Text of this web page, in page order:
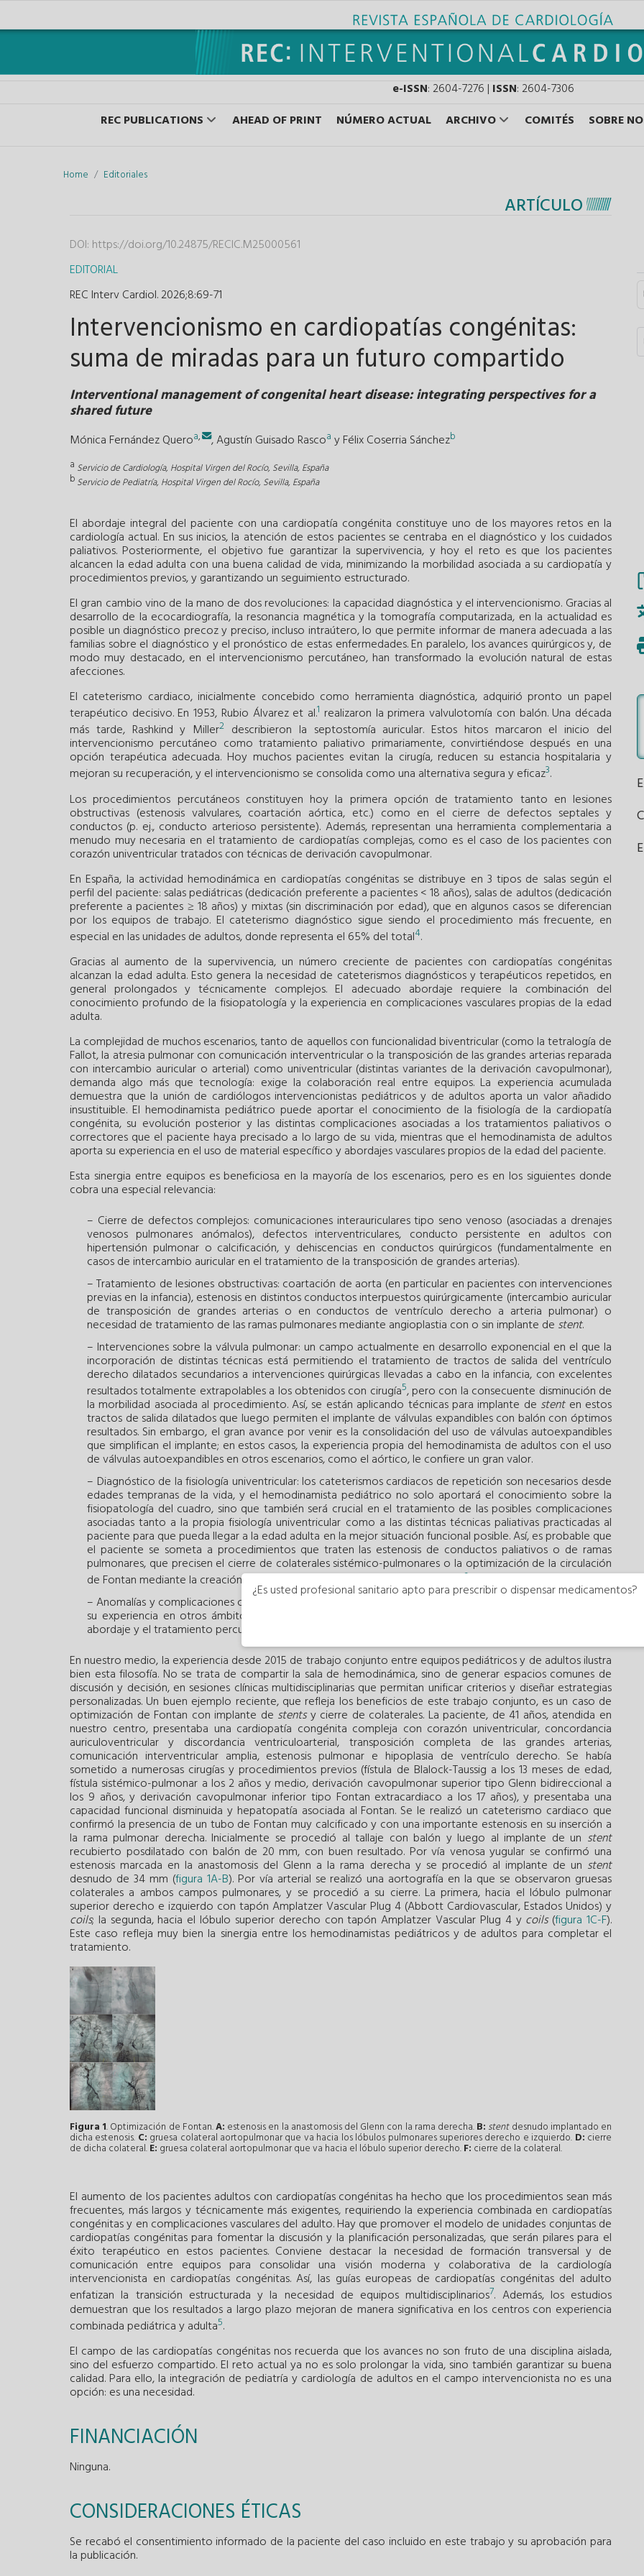
e-ISSN: 2604-7276 | ISSN: 2604-7306
REC PUBLICATIONS
AHEAD OF PRINT NÚMERO ACTUAL ARCHIVO COMITÉS SOBRE
Home Editoriales
ARTÍCULO
DOI: https://doi.org/10.24875/RECIC.M25000561
EDITORIAL
REC Interv Cardiol. 2026;8:69-71
Intervencionismo en cardiopatías congénitas:
suma de miradas para un futuro compartido
Interventional management of congenital heart disease: integrating perspectives for a
shared future
Mónica Fernández Queroa, ,Agustín Guisado Rascoa yFélix Coserria Sánchezb
a Servicio de Cardiología, Hospital Virgen del Rocío, Sevilla, España
bServicio de Pediatría, Hospital Virgen del Rocío, Sevilla, España
El abordaje integral del paciente con una cardiopatía congénita constituye uno de los mayores retos en la
cardiología actual. En sus inicios, la atención de estos pacientes se centraba en el diagnóstico y los cuidados
paliativos. Posteriormente, el objetivo fue garantizar la supervivencia, y hoy el reto es que los pacientes
alcancen la edad adulta con una buena calidad de vida, minimizando la morbilidad asociada a su cardiopatía y
procedimientos previos, y garantizando un seguimiento estructurado.
El gran cambio vino de la mano de dos revoluciones: la capacidad diagnóstica y el intervencionismo. Gracias al
desarrollo de la ecocardiografía, la resonancia magnética y la tomografía computarizada, en la actualidad es
posible un diagnóstico precoz y preciso, incluso intraútero, lo que permite informar de manera adecuada a las
familias sobre el diagnóstico y el pronóstico de estas enfermedades. En paralelo, los avances quirúrgicos y, de
modo muy destacado, en el intervencionismo percutáneo, han transformado la evolución natural de estas
afecciones.
El cateterismo cardiaco, inicialmente concebido como herramienta diagnóstica, adquirió pronto un papel
terapéutico decisivo. En 1953, Rubio Álvarez et al.1 realizaron la primera valvulotomía con balón. Una década
más tarde, Rashkind y Miller2 describieron la septostomía auricular. Estos hitos marcaron el inicio del
intervencionismo percutáneo como tratamiento paliativo primariamente, convirtiéndose después en una
opción terapéutica adecuada. Hoy muchos pacientes evitan la cirugía, reducen su estancia hospitalaria y
mejoran su recuperación, y el intervencionismo se consolida como una alternativa segura y eficaz3.
Los procedimientos percutáneos constituyen hoy la primera opción de tratamiento tanto en lesiones
obstructivas (estenosis valvulares, coartación aórtica, etc.) como en el cierre de defectos septales y
conductos (p. ej., conducto arterioso persistente). Además, representan una herramienta complementaria a
menudo muy necesaria en el tratamiento de cardiopatías complejas, como es el caso de los pacientes con
corazón univentricular tratados con técnicas de derivación cavopulmonar.
En España, la actividad hemodinámica en cardiopatías congénitas se distribuye en 3 tipos de salas según el
perfil del paciente: salas pediátricas (dedicación preferente a pacientes < 18 años), salas de adultos (dedicación
preferente a pacientes ≥ 18 años) y mixtas (sin discriminación por edad), que en algunos casos se diferencian
por los equipos de trabajo. El cateterismo diagnóstico sigue siendo el procedimiento más frecuente, en
especial en las unidades de adultos, donde representa el 65% del total4.
Gracias al aumento de la supervivencia, un número creciente de pacientes con cardiopatías congénitas
alcanzan la edad adulta. Esto genera la necesidad de cateterismos diagnósticos y terapéuticos repetidos, en
general prolongados y técnicamente complejos. El adecuado abordaje requiere la combinación del
conocimiento profundo de la fisiopatología y la experiencia en complicaciones vasculares propias de la edad
adulta.
La complejidad de muchos escenarios, tanto de aquellos con funcionalidad biventricular (como la tetralogía de
Fallot, la atresia pulmonar con comunicación interventricular o la transposición de las grandes arterias reparada
con intercambio auricular o arterial) como univentricular (distintas variantes de la derivación cavopulmonar),
demanda algo más que tecnología: exige la colaboración real entre equipos. La experiencia acumulada
demuestra que la unión de cardiólogos intervencionistas pediátricos y de adultos aporta un valor añadido
insustituible. El hemodinamista pediátrico puede aportar el conocimiento de la fisiología de la cardiopatía
congénita, su evolución posterior y las distintas complicaciones asociadas a los tratamientos paliativos o
correctores que el paciente haya precisado a lo largo de su vida, mientras que el hemodinamista de adultos
aporta su experiencia en el uso de material específico y abordajes vasculares propios de la edad del paciente.
Esta sinergia entre equipos es beneficiosa en la mayoría de los escenarios, pero es en los siguientes donde
cobra una especial relevancia:
– Cierre de defectos complejos: comunicaciones interauriculares tipo seno venoso (asociadas a drenajes
venosos pulmonares anómalos), defectos interventriculares, conducto persistente en adultos con
hipertensión pulmonar o calcificación, y dehiscencias en conductos quirúrgicos (fundamentalmente en
casos de intercambio auricular en el tratamiento de la transposición de grandes arterias).
– Tratamiento de lesiones obstructivas: coartación de aorta (en particular en pacientes con intervenciones
previas en la infancia), estenosis en distintos conductos interpuestos quirúrgicamente (intercambio auricular
de transposición de grandes arterias o en conductos de ventrículo derecho a arteria pulmonar) o
necesidad de tratamiento de las ramas pulmonares mediante angioplastia con o sin implante de stent.
– Intervenciones sobre la válvula pulmonar: un campo actualmente en desarrollo exponencial en el que la
incorporación de distintas técnicas está permitiendo el tratamiento de tractos de salida del ventrículo
derecho dilatados secundarios a intervenciones quirúrgicas llevadas a cabo en la infancia, con excelentes
resultados totalmente extrapolables a los obtenidos con cirugía5, pero con la consecuente disminución de
la morbilidad asociada al procedimiento. Así, se están aplicando técnicas para implante de stenten estos
tractos de salida dilatados que luego permiten el implante de válvulas expandibles con balón con óptimos
resultados. Sin embargo, el gran avance por venir es la consolidación del uso de válvulas autoexpandibles
que simplifican el implante; en estos casos, la experiencia propia del hemodinamista de adultos con el uso
de válvulas autoexpandibles en otros escenarios, como el aórtico, le confiere un gran valor.
– Diagnóstico de la fisiología univentricular: los cateterismos cardiacos de repetición son necesarios desde
edades tempranas de la vida, y el hemodinamista pediátrico no solo aportará el conocimiento sobre la
fisiopatología del cuadro, sino que también será crucial en el tratamiento de las posibles complicaciones
asociadas tanto a la propia fisiología univentricular como a las distintas técnicas paliativas practicadas al
paciente para que pueda llegar a la edad adulta en la mejor situación funcional posible. Así, es probable que
el paciente se someta a procedimientos que traten las estenosis de conductos paliativos o de ramas
pulmonares, que precisen el cierre de colaterales sistémico-pulmonares o la optimización de la circulación
de Fontan mediante la creación o el cierre de fenestraciones en el conducto
6
– Anomalías y complicaciones coronarias: el papel del cardiólogo de adultos cobra un papel principal, pues
su experiencia en otros ámbitos, como la enfermedad aterosclerótica coronaria, resulta muy útil en el
abordaje y el tratamiento percutáneo de estas anomalías.
En nuestro medio, la experiencia desde 2015 de trabajo conjunto entre equipos pediátricos y de adultos ilustra
bien esta filosofía. No se trata de compartir la sala de hemodinámica, sino de generar espacios comunes de
discusión y decisión, en sesiones clínicas multidisciplinarias que permitan unificar criterios y diseñar estrategias
personalizadas. Un buen ejemplo reciente, que refleja los beneficios de este trabajo conjunto, es un caso de
optimización de Fontan con implante de stentsy cierre de colaterales. La paciente, de 41 años, atendida en
nuestro centro, presentaba una cardiopatía congénita compleja con corazón univentricular, concordancia
auriculoventricular y discordancia ventriculoarterial, transposición completa de las grandes arterias,
comunicación interventricular amplia, estenosis pulmonar e hipoplasia de ventrículo derecho. Se había
sometido a numerosas cirugías y procedimientos previos (fístula de Blalock-Taussig a los 13 meses de edad,
fístula sistémico-pulmonar a los 2 años y medio, derivación cavopulmonar superior tipo Glenn bidireccional a
los 9 años, y derivación cavopulmonar inferior tipo Fontan extracardiaco a los 17 años), y presentaba una
capacidad funcional disminuida y hepatopatía asociada al Fontan. Se le realizó un cateterismo cardiaco que
confirmó la presencia de un tubo de Fontan muy calcificado y con una importante estenosis en su inserción a
la rama pulmonar derecha. Inicialmente se procedió al tallaje con balón y luego al implante de un stent
recubierto posdilatado con balón de 20 mm, con buen resultado. Por vía venosa yugular se confirmó una
estenosis marcada en la anastomosis del Glenn a la rama derecha y se procedió al implante de un stent
desnudo de 34 mm (figura 1A-B). Por vía arterial se realizó una aortografía en la que se observaron gruesas
colaterales a ambos campos pulmonares, y se procedió a su cierre. La primera, hacia el lóbulo pulmonar
superior derecho e izquierdo con tapón Amplatzer Vascular Plug 4 (Abbott Cardiovascular, Estados Unidos) y
coils; la segunda, hacia el lóbulo superior derecho con tapón Amplatzer Vascular Plug 4 y coils(figura 1C-F).
Este caso refleja muy bien la sinergia entre los hemodinamistas pediátricos y de adultos para completar el
tratamiento.
Figura 1. Optimización de Fontan.A: estenosis en la anastomosis del Glenn con la rama derecha.B: stentdesnudo implantado en
dicha estenosis. C: gruesa colateral aortopulmonar que va hacia los lóbulos pulmonares superiores derecho e izquierdo. D: cierre
de dicha colateral.E: gruesa colateral aortopulmonar que va hacia el lóbulo superior derecho.F: cierre de la colateral.
El aumento de los pacientes adultos con cardiopatías congénitas ha hecho que los procedimientos sean más
frecuentes, más largos y técnicamente más exigentes, requiriendo la experiencia combinada en cardiopatías
congénitas y en complicaciones vasculares del adulto. Hay que promover el modelo de unidades conjuntas de
cardiopatías congénitas para fomentar la discusión y la planificación personalizadas, que serán pilares para el
éxito terapéutico en estos pacientes. Conviene destacar la necesidad de formación transversal y de
comunicación entre equipos para consolidar una visión moderna y colaborativa de la cardiología
intervencionista en cardiopatías congénitas. Así, las guías europeas de cardiopatías congénitas del adulto
enfatizan la transición estructurada y la necesidad de equipos multidisciplinarios7. Además, los estudios
demuestran que los resultados a largo plazo mejoran de manera significativa en los centros con experiencia
combinada pediátrica y adulta5.
El campo de las cardiopatías congénitas nos recuerda que los avances no son fruto de una disciplina aislada,
sino del esfuerzo compartido. El reto actual ya no es solo prolongar la vida, sino también garantizar su buena
calidad. Para ello, la integración de pediatría y cardiología de adultos en el campo intervencionista no es una
opción: es una necesidad.
FINANCIACIÓN
Ninguna.
CONSIDERACIONES ÉTICAS
Se recabó el consentimiento informado de la paciente del caso incluido en este trabajo y su aprobación para
la publicación.
¿Es usted profesional sanitario apto para prescribir o dispensar medicamentos?